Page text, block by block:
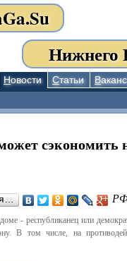
Нижнего
Новости Статьи В
сэкономить
- республиканец или
В том числе, на